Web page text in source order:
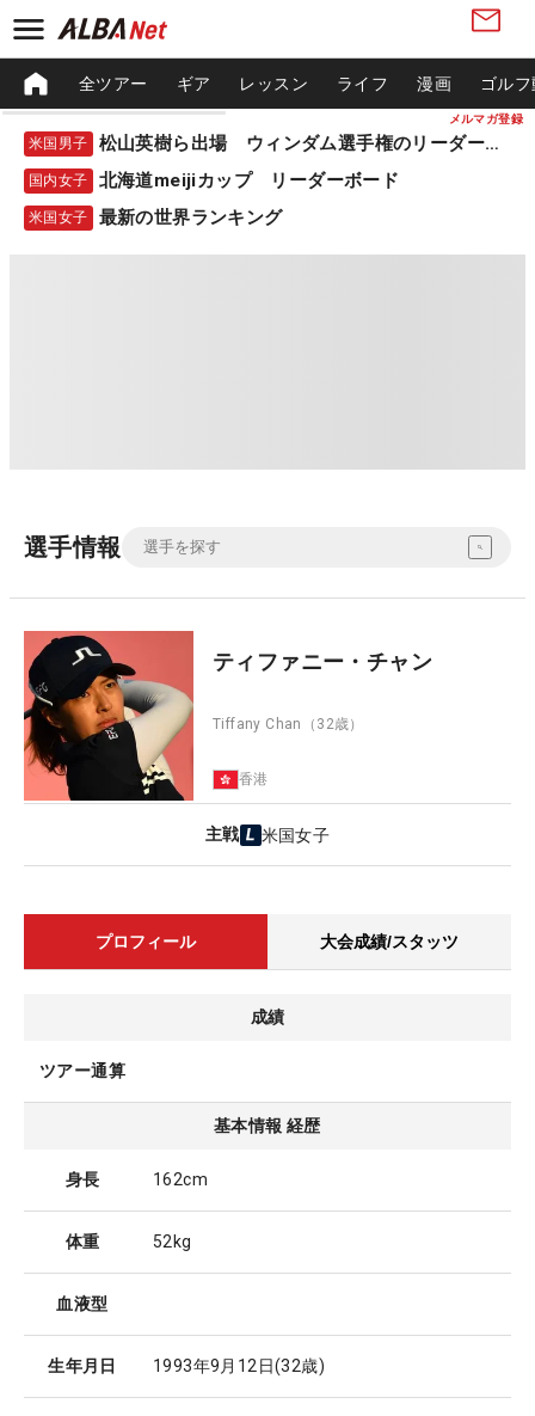
メルマガ登録
全ツアー ギア レッスン ライフ 漫画 ゴル
米国男子 松山英樹ら出場 ウィンダム選手権のリーダーボード
国内女子 北海道meijiカップ リーダーボード
米国女子 最新の世界ランキング
選手情報
ティファニー・チャン
Tiffany Chan （32歳）
香港
主戦 米国女子
プロフィール 大会成績/スタッツ
成績
ツアー通算
基本情報 経歴
身長 162cm
体重 52kg
血液型
生年月日 1993年9月12日(32歳)